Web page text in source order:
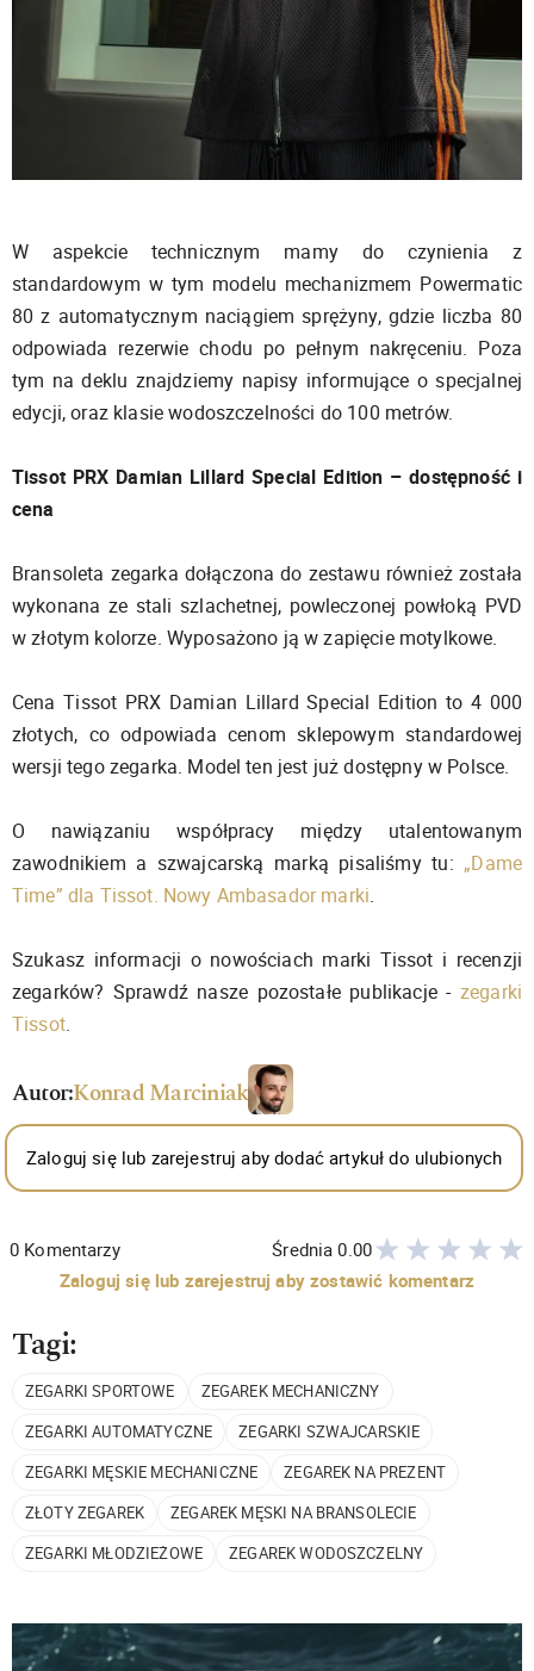
W aspekcie technicznym mamy do czynienia z
standardowym w tym modelu mechanizmem Powermatic
80 z automatycznym naciągiem sprężyny, gdzie liczba 80
odpowiada rezerwie chodu po pełnym nakręceniu. Poza
tym na deklu znajdziemy napisy informujące o specjalnej
edycji, oraz klasie wodoszczelności do 100 metrów.
Tissot PRX Damian Lillard Special Edition – dostępność i
cena
Bransoleta zegarka dołączona do zestawu również została
wykonana ze stali szlachetnej, powleczonej powłoką PVD
w złotym kolorze. Wyposażono ją w zapięcie motylkowe.
Cena Tissot PRX Damian Lillard Special Edition to 4 000
złotych, co odpowiada cenom sklepowym standardowej
wersji tego zegarka. Model ten jest już dostępny w Polsce.
O nawiązaniu współpracy między utalentowanym
zawodnikiem a szwajcarską marką pisaliśmy tu: „Dame
Time” dla Tissot. Nowy Ambasador marki.
Szukasz informacji o nowościach marki Tissot i recenzji
zegarków? Sprawdź nasze pozostałe publikacje - zegarki
Tissot.
Autor:Konrad Marciniak
Zaloguj się lub zarejestruj aby dodać artykuł do ulubionych
0 Komentarzy Średnia0.00
Zaloguj się lub zarejestruj aby zostawić komentarz
Tagi:
ZEGARKI SPORTOWE
ZEGAREK MECHANICZNY
ZEGARKI AUTOMATYCZNE
ZEGARKI SZWAJCARSKIE
ZEGARKI MĘSKIE MECHANICZNE
ZEGAREK NA PREZENT
ZŁOTY ZEGAREK
ZEGAREK MĘSKI NA BRANSOLECIE
ZEGARKI MŁODZIEŻOWE
ZEGAREK WODOSZCZELNY